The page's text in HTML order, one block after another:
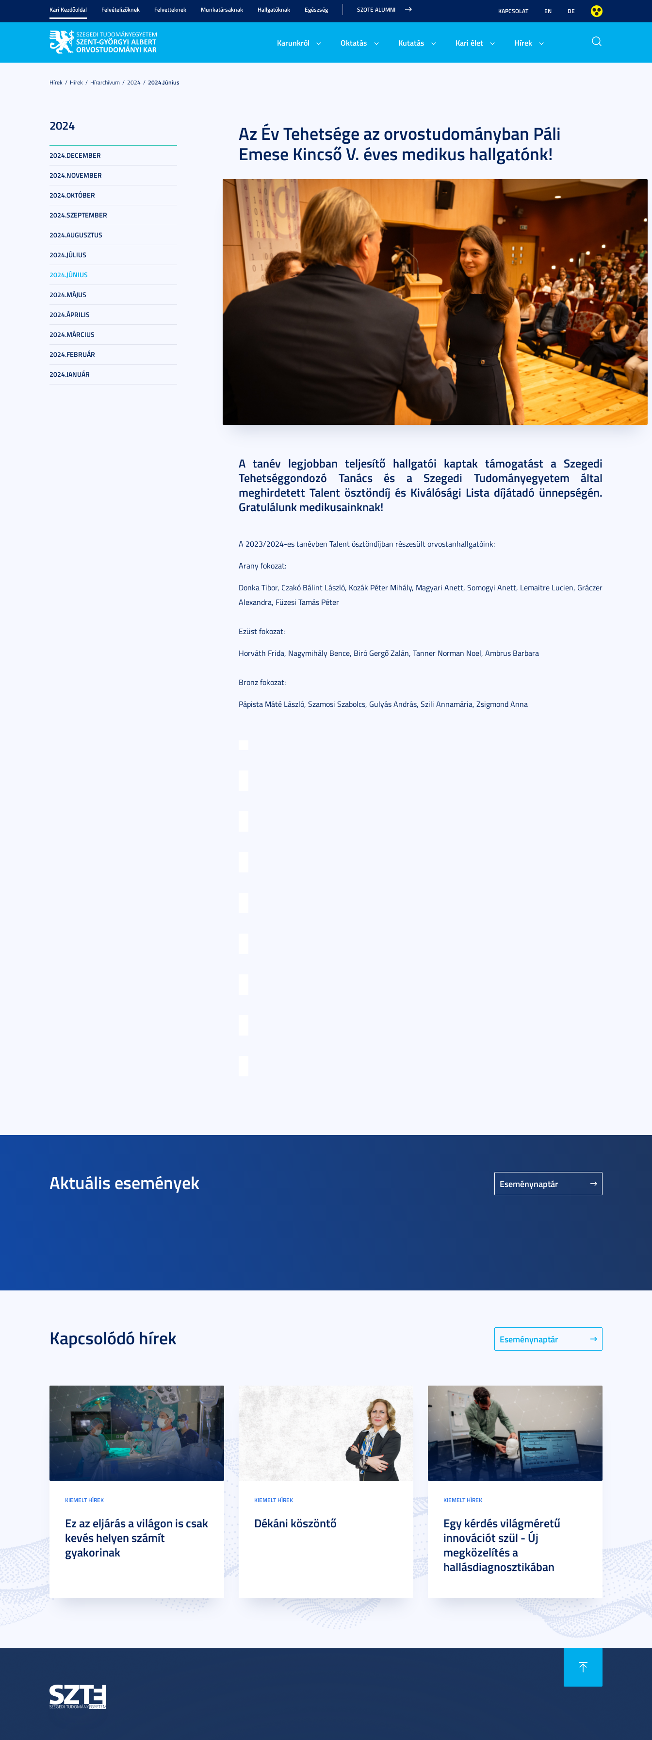
Kari Kezdőoldal Felvételizőknek Felvetteknek Munkatársaknak Hallgatóknak Egészség SZOTE ALUMNI KAPCSOLAT EN DE
Karunkról Oktatás Kutatás Kari élet Hírek
Hírek Hírek Hírarchívum 2024 2024.június
2024
2024.DECEMBER
2024.NOVEMBER
2024.OKTÓBER
2024.SZEPTEMBER
2024.AUGUSZTUS
2024.JÚLIUS
2024.JÚNIUS
2024.MÁJUS
2024.ÁPRILIS
2024.MÁRCIUS
2024.FEBRUÁR
2024.JANUÁR
Az Év Tehetsége az orvostudományban Páli
Emese Kincső V. éves medikus hallgatónk!
A tanév legjobban teljesítő hallgatói kaptak támogatást a Szegedi
Tehetséggondozó Tanács és a Szegedi Tudományegyetem által
meghirdetett Talent ösztöndíj és Kiválósági Lista díjátadó ünnepségén.
Gratulálunk medikusainknak!
A 2023/2024-es tanévben Talent ösztöndíjban részesült orvostanhallgatóink:
Arany fokozat:
Donka Tibor, Czakó Bálint László, Kozák Péter Mihály, Magyari Anett, Somogyi Anett, Lemaitre Lucien, Gráczer
Alexandra, Füzesi Tamás Péter
Ezüst fokozat:
Horváth Frida, Nagymihály Bence, Biró Gergő Zalán, Tanner Norman Noel, Ambrus Barbara
Bronz fokozat:
Pápista Máté László, Szamosi Szabolcs, Gulyás András, Szili Annamária, Zsigmond Anna
Aktuális események Eseménynaptár
Kapcsolódó hírek Eseménynaptár
KIEMELT HÍREK
Ez az eljárás a világon is csak
kevés helyen számít
gyakorinak
KIEMELT HÍREK
Dékáni köszöntő
KIEMELT HÍREK
Egy kérdés világméretű
innovációt szül - Új
megközelítés a
hallásdiagnosztikában